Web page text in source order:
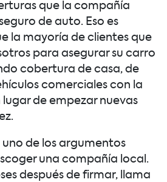
que la compañía
de auto. Eso es
la mayoría de clientes que
para asegurar su carro
cobertura de casa, de
comerciales con la
de empezar nuevas
de los argumentos
una compañía local.
después de firmar, llama